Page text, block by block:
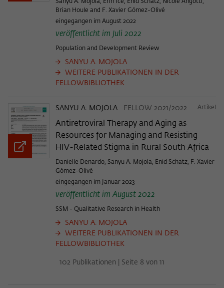
Sanyu A. Mojola, Erin Ice, Enid Schatz, Nicole Angotti,
Brian Houle and F. Xavier Gómez-Olivé
eingegangen im August 2022
veröffentlicht im Juli 2022
Population and Development Review
SANYU A. MOJOLA
WEITERE PUBLIKATIONEN IN DER
FELLOWBIBLIOTHEK
SANYU A. MOJOLA FELLOW 2021/2022 Artikel
Antiretroviral Therapy and Aging as
Resources for Managing and Resisting
HIV-Related Stigma in Rural South Africa
Danielle Denardo, Sanyu A. Mojola, Enid Schatz, F. Xavier
Gómez-Olivé
eingegangen im Januar 2023
veröffentlicht im August 2022
SSM - Qualitative Research in Health
SANYU A. MOJOLA
WEITERE PUBLIKATIONEN IN DER
FELLOWBIBLIOTHEK
102 Publikationen | Seite 8 von 11